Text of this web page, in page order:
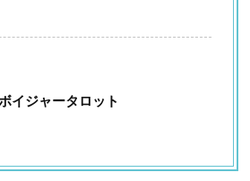
イジャータロット